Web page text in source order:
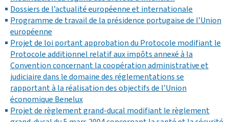
Dossiers de l’actualité européenne et internationale
Programme de travail de la présidence portugaise de l’Union
européenne
Projet de loi portant approbation du Protocole modifiant le
Protocole additionnel relatif aux impôts annexé à la
Convention concernant la coopération administrative et
judiciaire dans le domaine des réglementations se
rapportant à la réalisation des objectifs de l’Union
économique Benelux
Projet de règlement grand-ducal modifiant le règlement